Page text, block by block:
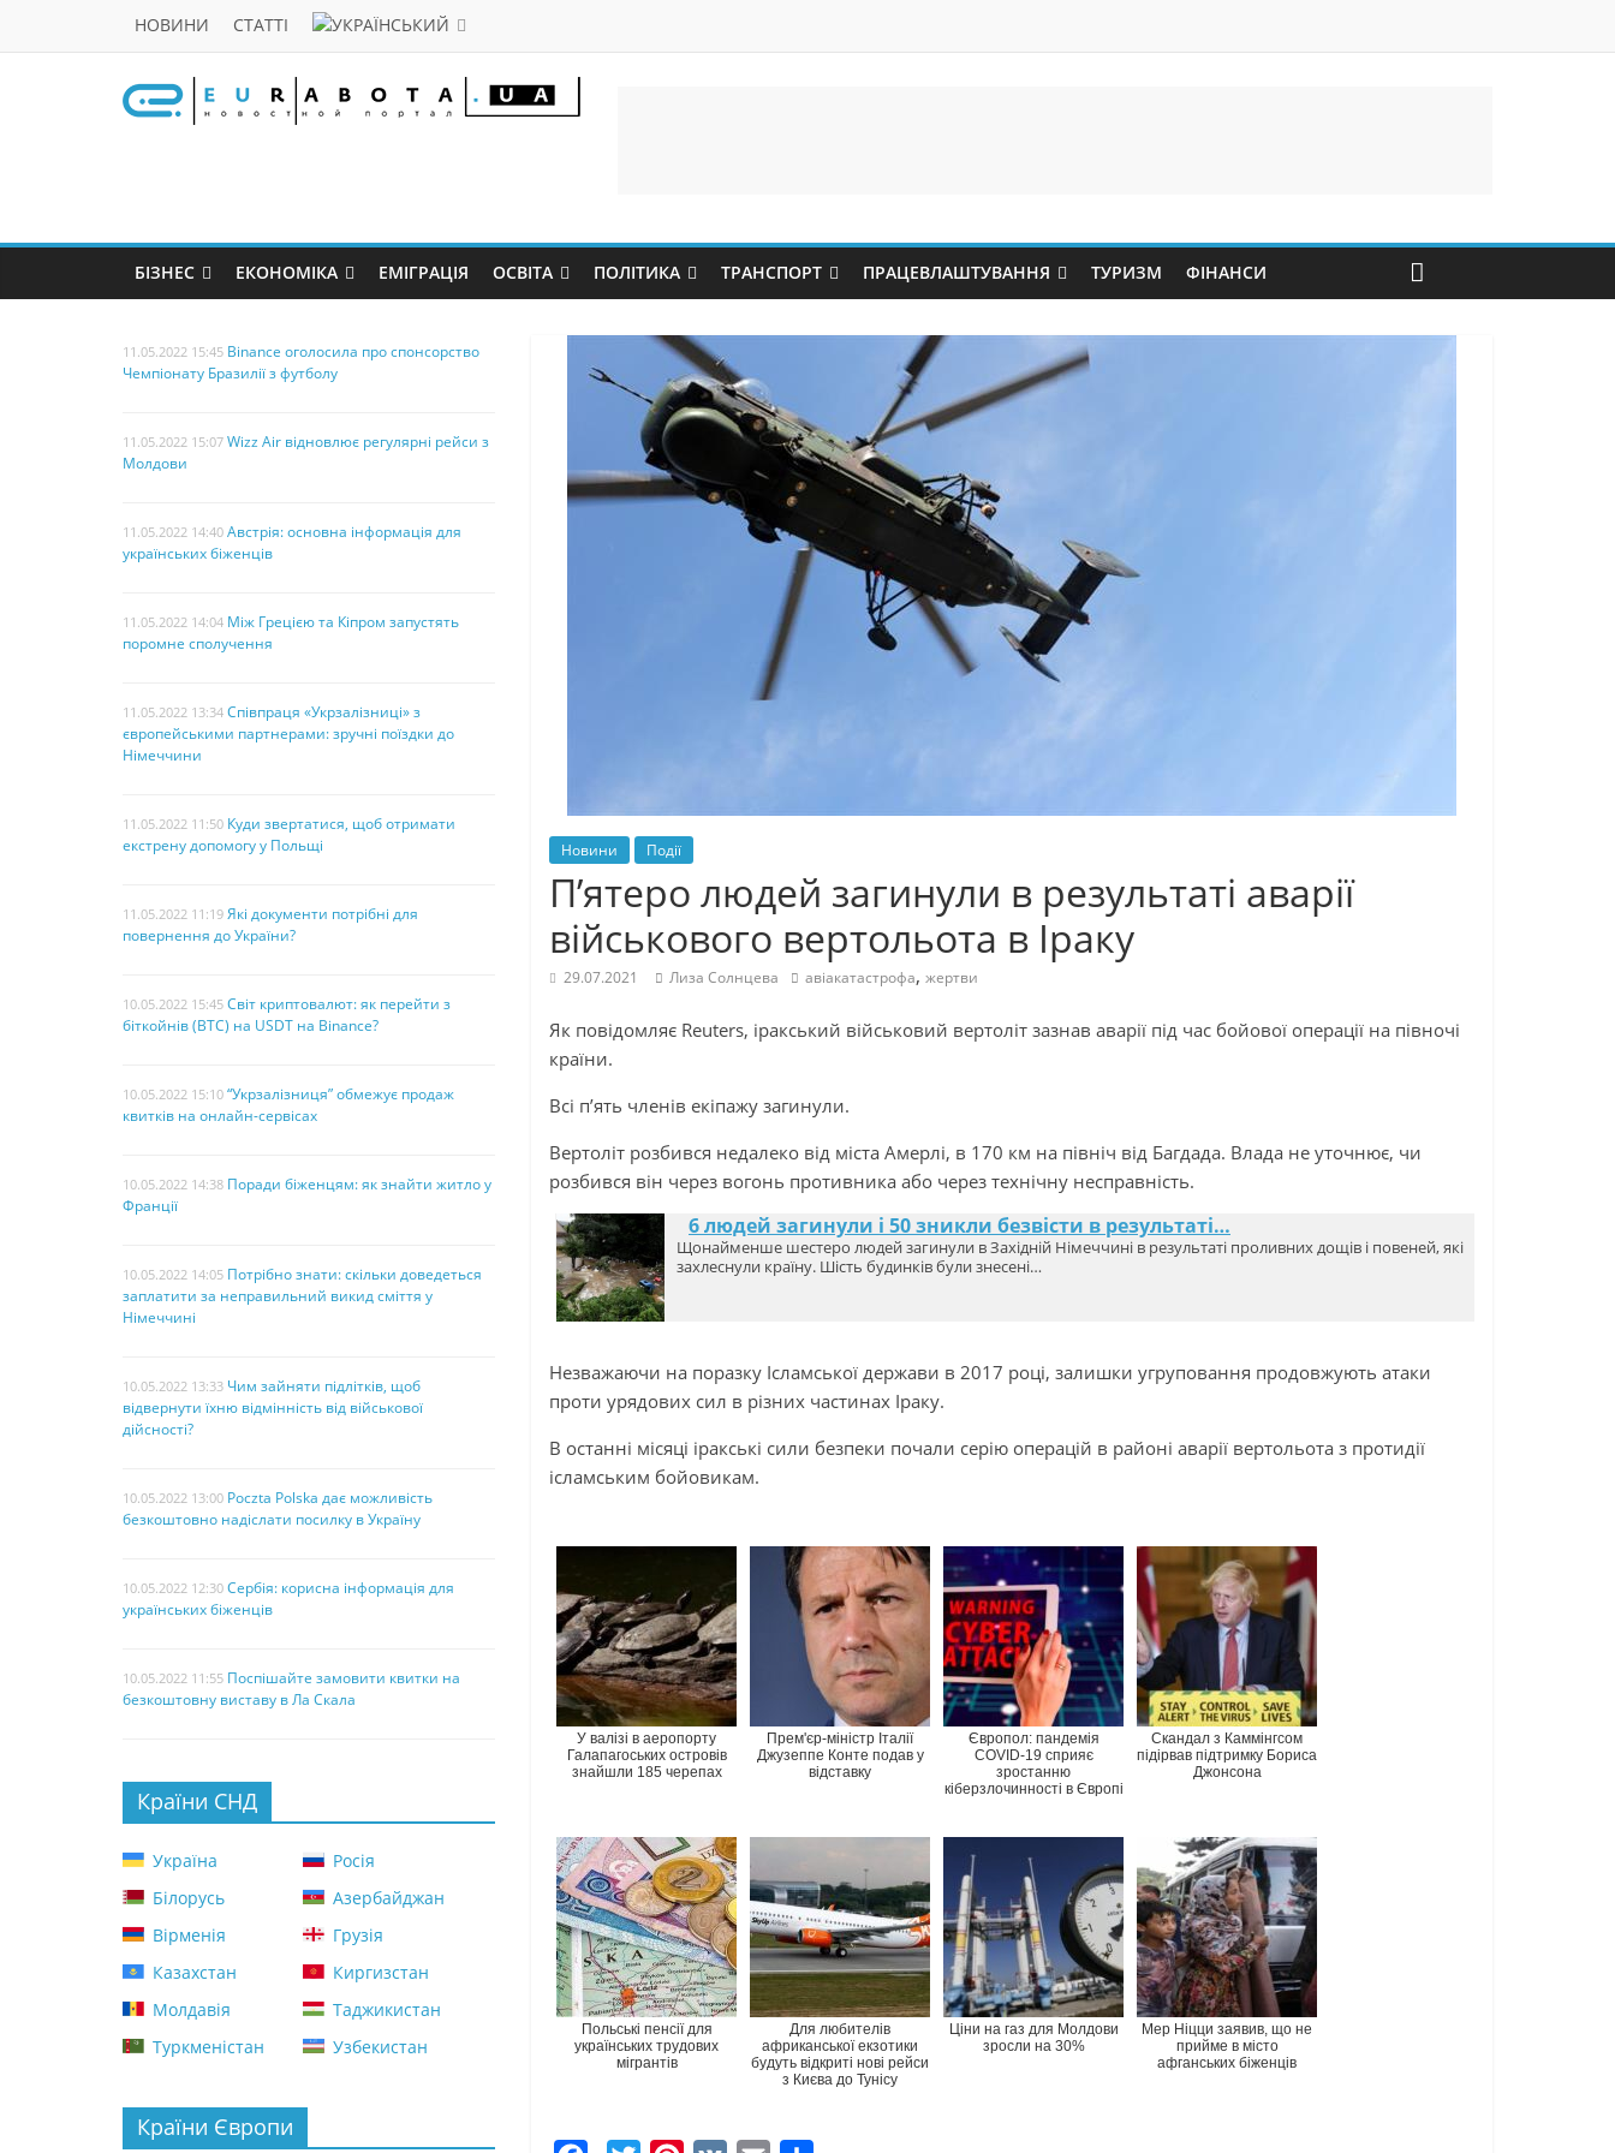
НОВИНИ СТАТТІ
БІЗНЕС ЕКОНОМІКА ЕМІГРАЦІЯ ОСВІТА ПОЛІТИКА ТРАНСПОРТ ПРАЦЕВЛАШТУВАННЯ ТУРИЗМ ФІНАНСИ
Новини Події
П’ятеро людей загинули в результаті аварії
військового вертольота в Іраку
29.07.2021 Лиза Солнцева авіакатастрофа, жертви
Як повідомляє Reuters, іракський військовий вертоліт зазнав аварії під час бойової операції на півночі
країни.
Всі п’ять членів екіпажу загинули.
Вертоліт розбився недалеко від міста Амерлі, в 170 км на північ від Багдада. Влада не уточнює, чи
розбився він через вогонь противника або через технічну несправність.
6 людей загинули і 50 зникли безвісти в результаті…
Щонайменше шестеро людей загинули в Західній Німеччині в результаті проливних дощів і повеней, які
захлеснули країну. Шість будинків були знесені…
Незважаючи на поразку Ісламської держави в 2017 році, залишки угруповання продовжують атаки
проти урядових сил в різних частинах Іраку.
В останні місяці іракські сили безпеки почали серію операцій в районі аварії вертольота з протидії
ісламським бойовикам.
У валізі в аеропорту
Галапагоських островів
знайшли 185 черепах
Прем'єр-міністр Італії
Джузеппе Конте подав у
відставку
Європол: пандемія
COVID-19 сприяє
зростанню
кіберзлочинності в Європі
Скандал з Каммінгсом
підірвав підтримку Бориса
Джонсона
Польські пенсії для
українських трудових
мігрантів
Для любителів
африканської екзотики
будуть відкриті нові рейси
з Києва до Тунісу
Ціни на газ для Молдови
зросли на 30%
Мер Ніцци заявив, що не
прийме в місто
афганських біженців
11.05.2022 15:45 Binance оголосила про спонсорство
Чемпіонату Бразилії з футболу
11.05.2022 15:07 Wizz Air відновлює регулярні рейси з
Молдови
11.05.2022 14:40 Австрія: основна інформація для
українських біженців
11.05.2022 14:04 Між Грецією та Кіпром запустять
поромне сполучення
11.05.2022 13:34 Співпраця «Укрзалізниці» з
європейськими партнерами: зручні поїздки до
Німеччини
11.05.2022 11:50 Куди звертатися, щоб отримати
екстрену допомогу у Польщі
11.05.2022 11:19 Які документи потрібні для
повернення до України?
10.05.2022 15:45 Світ криптовалют: як перейти з
біткойнів (BTC) на USDT на Binance?
10.05.2022 15:10 “Укрзалізниця” обмежує продаж
квитків на онлайн-сервісах
10.05.2022 14:38 Поради біженцям: як знайти житло у
Франції
10.05.2022 14:05 Потрібно знати: скільки доведеться
заплатити за неправильний викид сміття у
Німеччині
10.05.2022 13:33 Чим зайняти підлітків, щоб
відвернути їхню відмінність від військової
дійсності?
10.05.2022 13:00 Poczta Polska дає можливість
безкоштовно надіслати посилку в Україну
10.05.2022 12:30 Сербія: корисна інформація для
українських біженців
10.05.2022 11:55 Поспішайте замовити квитки на
безкоштовну виставу в Ла Скала
Країни СНД
Україна
Росія
Білорусь
Азербайджан
Вірменія
Грузія
Казахстан
Киргизстан
Молдавія
Таджикистан
Туркменістан
Узбекистан
Країни Європи